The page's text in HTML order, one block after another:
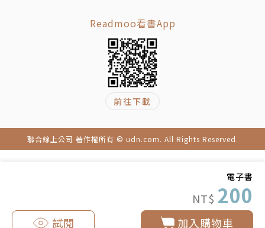
電子書
NT$ 200
加入購物車
試閱
Readmoo看書App
前往下載
聯合線上公司 著作權所有 © udn.com. All Rights Reserved.